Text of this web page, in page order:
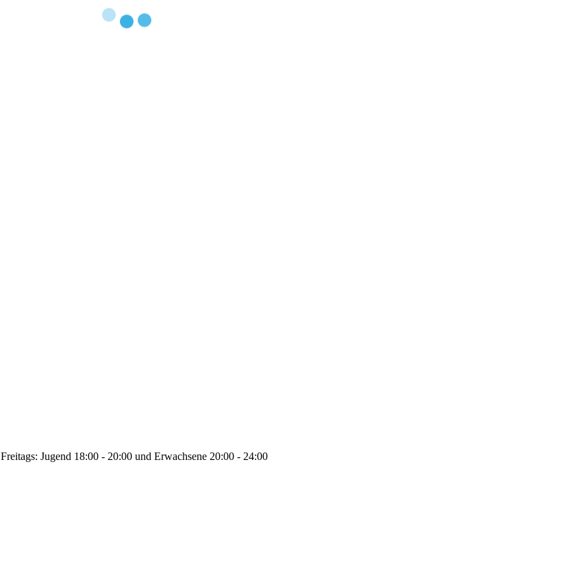
Freitags: Jugend 18:00 - 20:00 und Erwachsene 20:00 - 24:00